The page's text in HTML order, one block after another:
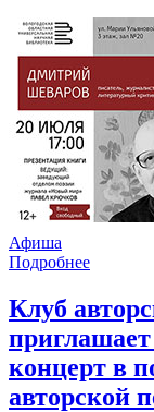
Афиша
Подробнее
Клуб
концерт в
авторской